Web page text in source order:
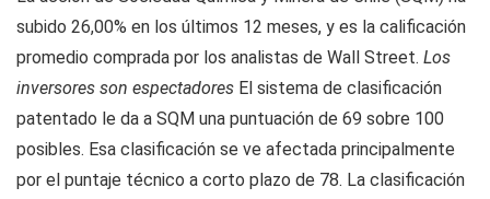
subido 26,00% en los últimos 12 meses, y es la calificación
promedio comprada por los analistas de Wall Street. Los
inversores son espectadores El sistema de clasificación
patentado le da a SQM una puntuación de 69 sobre 100
posibles. Esa clasificación se ve afectada principalmente
por el puntaje técnico a corto plazo de 78. La clasificación